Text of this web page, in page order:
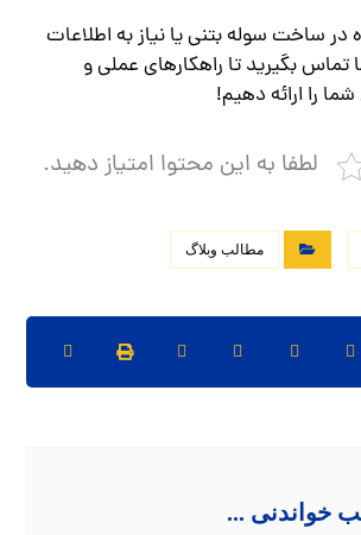
در ساخت سوله بتنی یا نیاز به اطلاعات
تماس بگیرید تا راهکارهای عملی و
را ارائه دهیم!
لطفا به این محتوا امتیاز دهید.
مطالب وبلاگ
خواندنی ...